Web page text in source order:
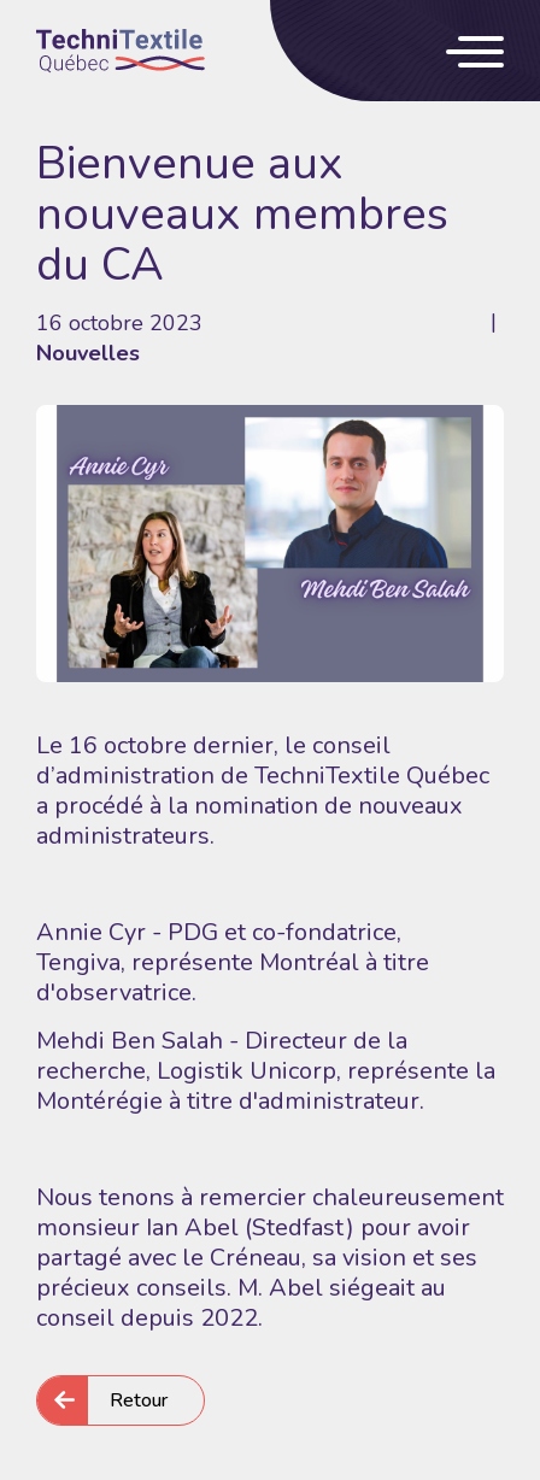
Nouvelles
Bienvenue aux
nouveaux membres
du CA
16 octobre 2023
Le 16 octobre dernier, le conseil
d’administration de TechniTextile Québec
a procédé à la nomination de nouveaux
administrateurs.
Annie Cyr - PDG et co-fondatrice,
Tengiva, représente Montréal à titre
d'observatrice.
Mehdi Ben Salah - Directeur de la
recherche, Logistik Unicorp, représente la
Montérégie à titre d'administrateur.
Nous tenons à remercier chaleureusement
monsieur Ian Abel (Stedfast) pour avoir
partagé avec le Créneau, sa vision et ses
précieux conseils. M. Abel siégeait au
conseil depuis 2022.
Retour